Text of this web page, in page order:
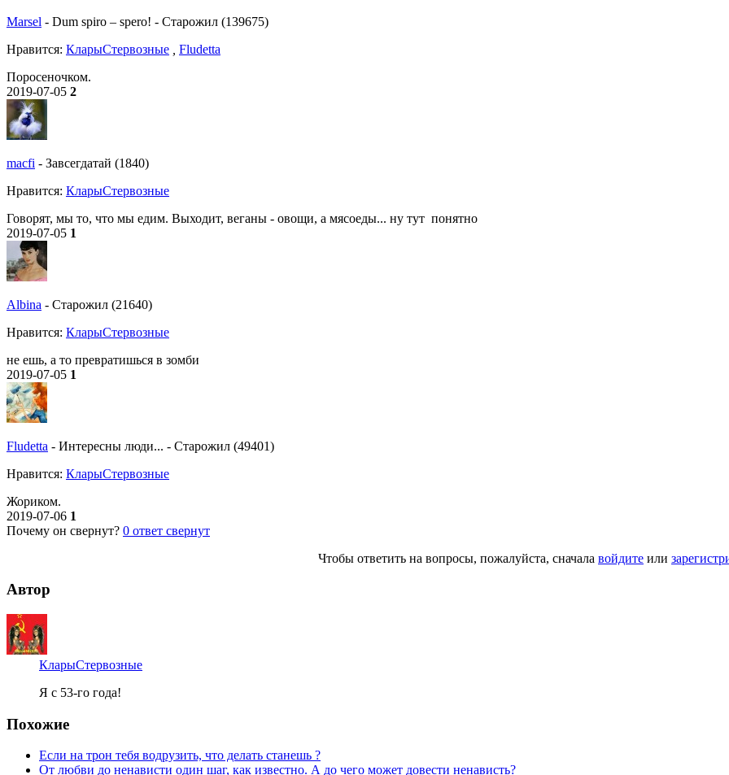
Marsel - Dum spiro – spero! - Старожил (139675)
Нравитcя: КларыСтервозные
Fludetta
Поросеночком.
2019-07-05 2
macfi - Завсегдатай (1840)
Нравитcя: КларыСтервозные
Говорят, мы то, что мы едим. Выходит, веганы - овощи, а мясоеды... ну тут понятно
2019-07-05 1
Albina - Старожил (21640)
Нравитcя: КларыСтервозные
не ешь, а то превратишься в зомби
2019-07-05 1
Fludetta - Интересны люди... - Старожил (49401)
Нравитcя: КларыСтервозные
Жориком.
2019-07-06 1
Почему он свернут? 0 ответ свернут
Чтобы ответить на вопросы, пожалуйста, сначала войдите или
Автор
КларыСтервозные
Я с 53-го года!
Похожие
Если на трон тебя водрузить, что делать станешь ?
От любви до ненависти один шаг, как известно. А до чего может довести ненависть?